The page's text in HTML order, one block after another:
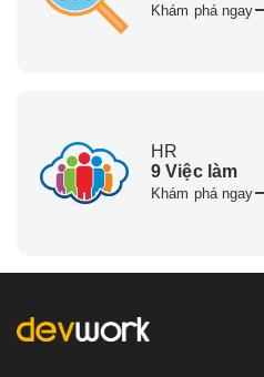
Khám phá ngay
HR
9 Việc làm
Khám phá ngay